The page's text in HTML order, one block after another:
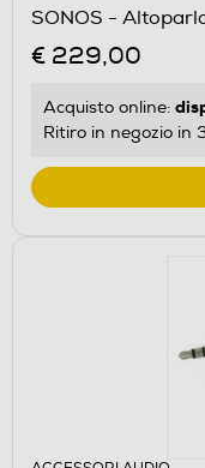
SONOS -
€ 229,00
Acquisto online:
Ritiro in negozio in